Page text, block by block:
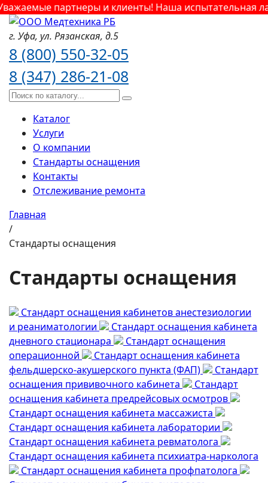
партнеры и клиенты! Наша испытательная
г. Уфа, ул. Рязанская, д.5
8 (800) 550-32-05
8 (347) 286-21-08
Каталог
Услуги
О компании
Стандарты оснащения
Контакты
Отслеживание ремонта
Главная
/
Стандарты оснащения
Стандарты оснащения
Стандарт оснащения кабинетов анестезиологии
и реаниматологии
Стандарт оснащения кабинета
дневного стационара
Стандарт оснащения
операционной
Стандарт оснащения кабинета
фельдшерско-акушерского пункта (ФАП)
Стандарт
оснащения прививочного кабинета
Стандарт
оснащения кабинета предрейсовых осмотров
Стандарт оснащения кабинета массажиста
Стандарт оснащения кабинета лаборатории
Стандарт оснащения кабинета ревматолога
Стандарт оснащения кабинета психиатра-нарколога
Стандарт оснащения кабинета профпатолога